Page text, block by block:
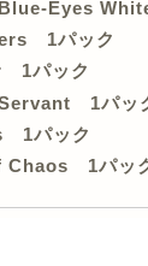
Eyes
1パック
1パック
1パッ
1パック
Chaos 1パッ